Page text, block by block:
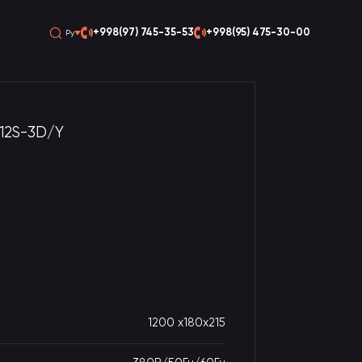
Ру +998(97) 745-35-53 +998(95) 475-30-00
3D/Y
1200 x180x215